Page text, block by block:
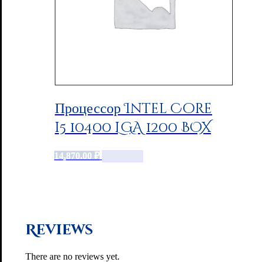
Процессор Intel Core
i5 10400 LGA 1200 BOX
14,870.00 ₽
Reviews
There are no reviews yet.